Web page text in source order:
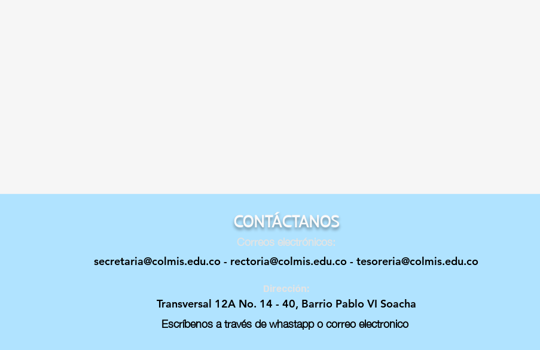
CONTÁCTANOS
Correos electrónicos:
secretaria@colmis.edu.co - rectoria@colmis.edu.co - tesoreria@colmis.edu.co
Dirección:
Transversal 12A No. 14 - 40, Barrio Pablo VI Soacha
Escríbenos a través de whastapp o correo electronico